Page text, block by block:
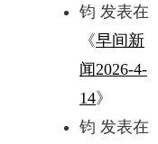
钧 发表在
《早间新
闻2026-4-
14》
钧 发表在